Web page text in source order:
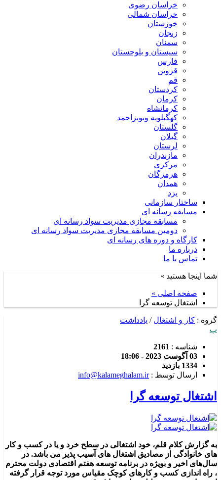
خراسان رضوی
خراسان شمالی
خوزستان
زنجان
سمنان
سیستان و بلوچستان
فارس
قزوین
قم
کردستان
کرمان
کرمانشاه
کهگیلویه وبویراحمد
گلستان
گیلان
لرستان
مازندران
مرکزی
هرمزگان
همدان
یزد
ساختار سازمانی
مسابقه رسانه ای
مسابقه مجازی مدیریت سواد رسانه ای
دومین مسابقه مجازی مدیریت سواد رسانه ای
کارگاه و دوره های رسانه ای
درباره ما
تماس با ما
شما اینجا هستید »
صفحه اصلی »
اشتغال توسعه گرا
گروه : کار و اشتغال / یادداشت
پ
شناسه : 2161
03 آگوست 2023 - 18:06
1334 بازدید
ارسال توسط :info@kalameghalam.ir
اشتغال توسعه گرا
به گزارش کلام قلم، خود اشتغالی در سطح خرد و یا در کسب و کار
های خانوادگی از مصادیق اشتغال های آسیب پذیر می باشد. در
سال‌های اخیر و بویژه در برنامه توسعه هفتم اقتصادی دولت محترم
، راه اندازی کسب و کارهای کوچک مقیاس مورد توجه قرار گرفته